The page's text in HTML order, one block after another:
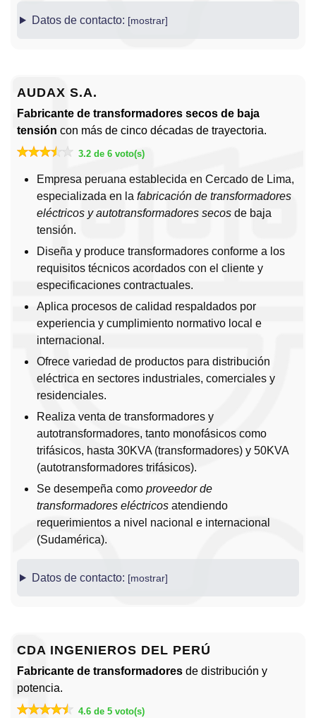
Datos de contacto:
AUDAX S.A.
Fabricante de transformadores secos de baja
tensión con más de cinco décadas de trayectoria.
3.2 de 6 voto(s)
Empresa peruana establecida en Cercado de Lima,
especializada en la fabricación de transformadores
eléctricos y autotransformadores secos de baja
tensión.
Diseña y produce transformadores conforme a los
requisitos técnicos acordados con el cliente y
especificaciones contractuales.
Aplica procesos de calidad respaldados por
experiencia y cumplimiento normativo local e
internacional.
Ofrece variedad de productos para distribución
eléctrica en sectores industriales, comerciales y
residenciales.
Realiza venta de transformadores y
autotransformadores, tanto monofásicos como
trifásicos, hasta 30KVA (transformadores) y 50KVA
(autotransformadores trifásicos).
Se desempeña como proveedor de
transformadores eléctricos atendiendo
requerimientos a nivel nacional e internacional
(Sudamérica).
Datos de contacto:
CDA INGENIEROS DEL PERÚ
Fabricante de transformadores de distribución y
potencia.
4.6 de 5 voto(s)